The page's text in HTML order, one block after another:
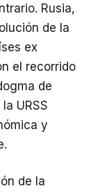
Rusia,
de la
ex
el recorrido
de
URSS
y
de la